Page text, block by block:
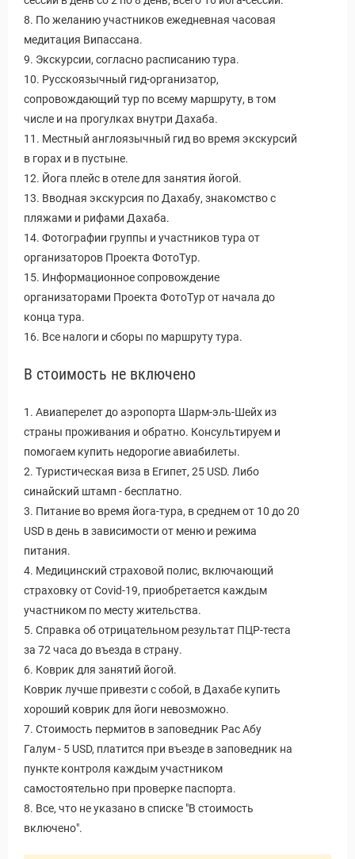
8. По желанию участников ежедневная часовая
медитация Випассана.
9. Экскурсии, согласно расписанию тура.
10. Русскоязычный гид-организатор,
сопровождающий тур по всему маршруту, в том
числе и на прогулках внутри Дахаба.
11. Местный англоязычный гид во время экскурсий
в горах и в пустыне.
12. Йога плейс в отеле для занятия йогой.
13. Вводная экскурсия по Дахабу, знакомство с
пляжами и рифами Дахаба.
14. Фотографии группы и участников тура от
организаторов Проекта ФотоТур.
15. Информационное сопровождение
организаторами Проекта ФотоТур от начала до
конца тура.
16. Все налоги и сборы по маршруту тура.
В стоимость не включено
1. Авиаперелет до аэропорта Шарм-эль-Шейх из
страны проживания и обратно. Консультируем и
помогаем купить недорогие авиабилеты.
2. Туристическая виза в Египет, 25 USD. Либо
синайский штамп - бесплатно.
3. Питание во время йога-тура, в среднем от 10 до 20
USD в день в зависимости от меню и режима
питания.
4. Медицинский страховой полис, включающий
страховку от Covid-19, приобретается каждым
участником по месту жительства.
5. Справка об отрицательном результат ПЦР-теста
за 72 часа до въезда в страну.
6. Коврик для занятий йогой.
Коврик лучше привезти с собой, в Дахабе купить
хороший коврик для йоги невозможно.
7. Стоимость пермитов в заповедник Рас Абу
Галум - 5 USD, платится при въезде в заповедник на
пункте контроля каждым участником
самостоятельно при проверке паспорта.
8. Все, что не указано в списке "В стоимость
включено".